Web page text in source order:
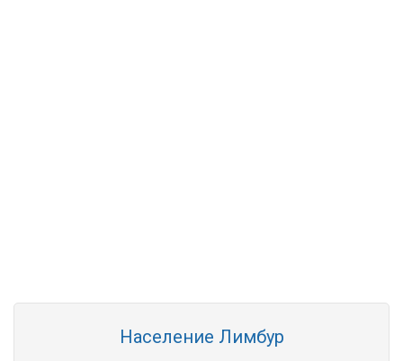
Население Лимбур